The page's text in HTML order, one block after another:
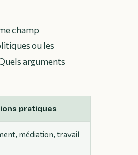
champ
ou les
arguments
pratiques
médiation, travail